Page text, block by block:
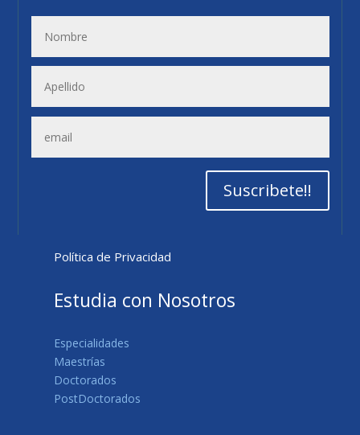
Suscribete!!
Política de Privacidad
Estudia con Nosotros
Especialidades
Maestrías
Doctorados
PostDoctorados